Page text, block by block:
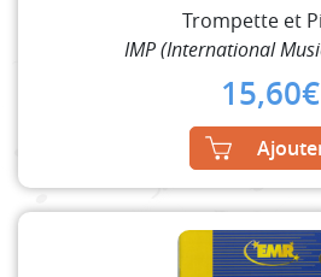
Trompette et
IMP (International
15,60€